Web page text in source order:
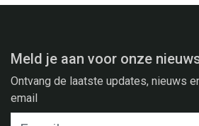
Meld je aan voor onze
Ontvang de laatste updates, nieuws
email